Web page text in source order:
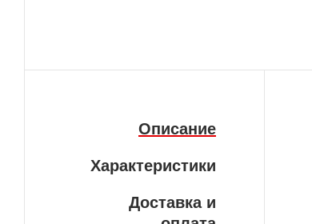
Описание
Характеристики
Доставка и